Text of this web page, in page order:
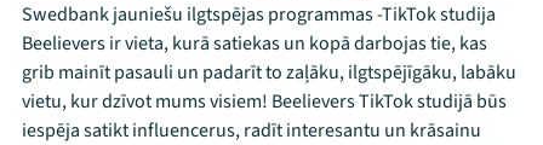
Swedbank jauniešu ilgtspējas programmas -TikTok studija
Beelievers ir vieta, kurā satiekas un kopā darbojas tie, kas
grib mainīt pasauli un padarīt to zaļāku, ilgtspējīgāku, labāku
vietu, kur dzīvot mums visiem! Beelievers TikTok studijā būs
iespēja satikt influencerus, radīt interesantu un krāsainu